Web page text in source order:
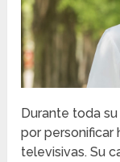
Durante toda
por personificar
televisivas. Su